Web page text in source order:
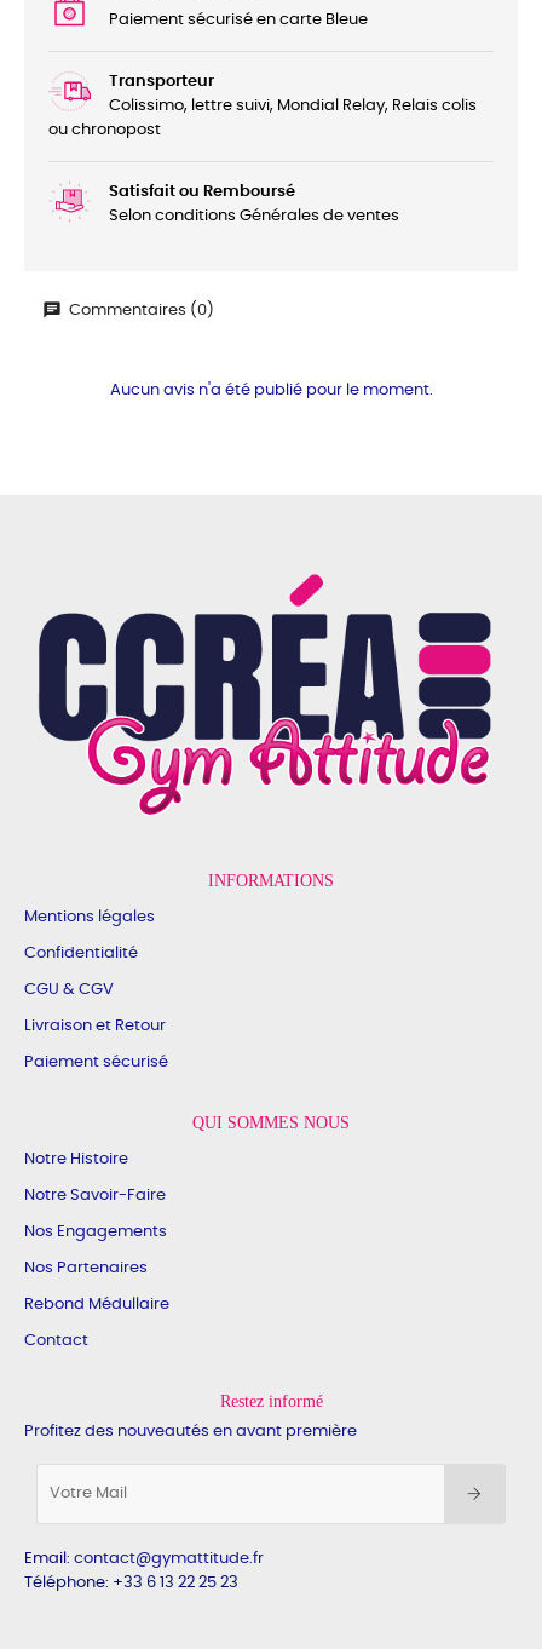
Paiement sécurisé en carte Bleue
Transporteur
Colissimo, lettre suivi, Mondial Relay, Relais colis
ou chronopost
Satisfait ou Remboursé
Selon conditions Générales de ventes
Commentaires (0)
Aucun avis n'a été publié pour le moment.
INFORMATIONS
Mentions légales
Confidentialité
CGU & CGV
Livraison et Retour
Paiement sécurisé
QUI SOMMES NOUS
Notre Histoire
Notre Savoir-Faire
Nos Engagements
Nos Partenaires
Rebond Médullaire
Contact
Restez informé
Profitez des nouveautés en avant première
Email : contact@gymattitude.fr
Téléphone: +33 6 13 22 25 23